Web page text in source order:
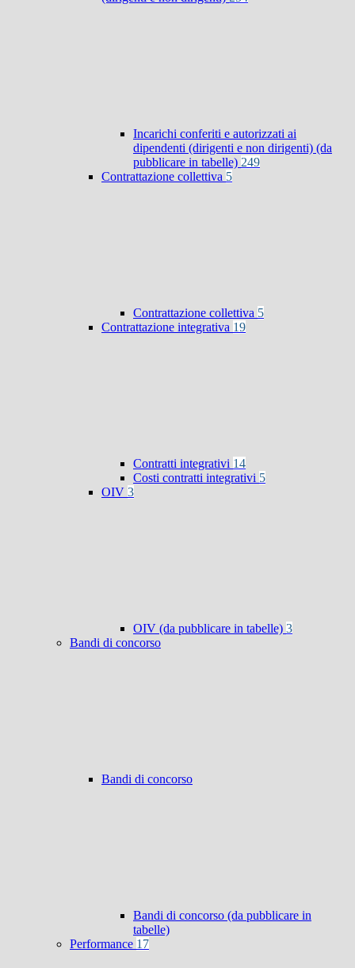
Incarichi conferiti e autorizzati ai
dipendenti (dirigenti e non dirigenti) (da
pubblicare in tabelle) 249
Contrattazione collettiva 5
Contrattazione collettiva 5
Contrattazione integrativa 19
Contratti integrativi 14
Costi contratti integrativi 5
OIV 3
OIV (da pubblicare in tabelle) 3
Bandi di concorso
Bandi di concorso
Bandi di concorso (da pubblicare in
tabelle)
Performance 17